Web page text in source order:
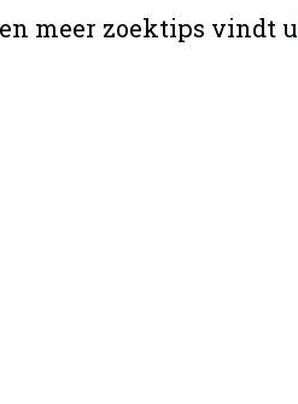
meer zoektips vindt u